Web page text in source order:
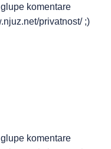
komentare
privatnost/;)
komentare